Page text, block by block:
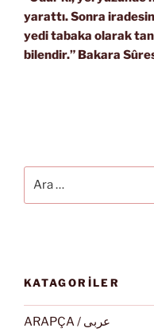
yarattı. Sonra
yedi tabaka olarak
bilendir.” Bakara
KATAGORİLER
ARAPÇA / عربى